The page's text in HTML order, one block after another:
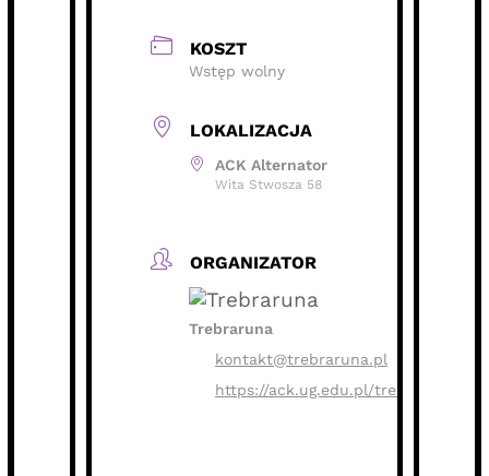
KOSZT
Wstęp wolny
LOKALIZACJA
ACK Alternator
Wita Stwosza 58
ORGANIZATOR
Trebraruna
kontakt@trebraruna.pl
https://ack.ug.edu.pl/trebraruna